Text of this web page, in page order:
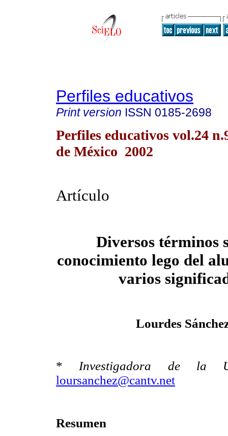
Perfiles educativos
Print version ISSN 0185-2698
Perfiles educativos vol.24
de México 2002
Artículo
Diversos términos
conocimiento lego del
varios
Lourdes
* Investigadora de la
loursanchez@cantv.net
Resumen